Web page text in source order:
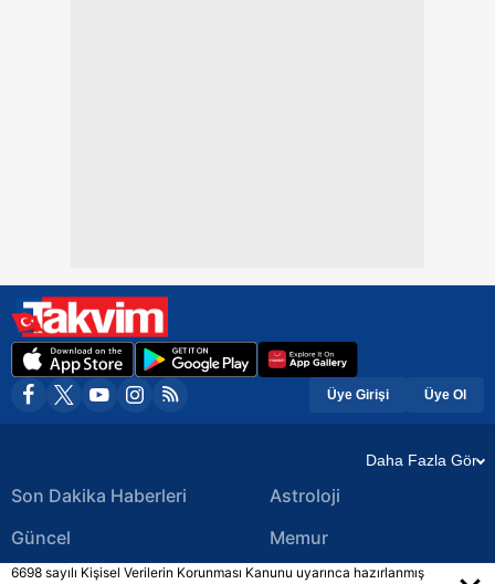
Üye Girişi Üye Ol
Daha Fazla Gör
Son Dakika Haberleri
Güncel
Ekonomi Haberleri
Astroloji
Memur
Yerel Haberler
6698 sayılı Kişisel Verilerin Korunması Kanunu uyarınca hazırlanmış